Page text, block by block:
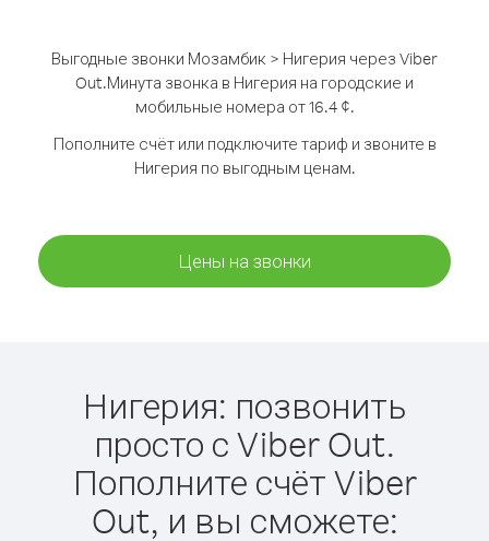
Выгодные звонки Мозамбик > Нигерия через Viber
Out.Минута звонка в Нигерия на городские и
мобильные номера от 16.4 ¢.
Пополните счёт или подключите тариф и звоните в
Нигерия по выгодным ценам.
Цены на звонки
Нигерия: позвонить
просто с Viber Out.
Пополните счёт Viber
Out, и вы сможете: